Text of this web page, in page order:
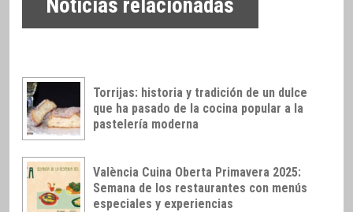
Noticias relacionadas
Torrijas: historia y tradición de un dulce
que ha pasado de la cocina popular a la
pastelería moderna
València Cuina Oberta Primavera 2025:
Semana de los restaurantes con menús
especiales y experiencias